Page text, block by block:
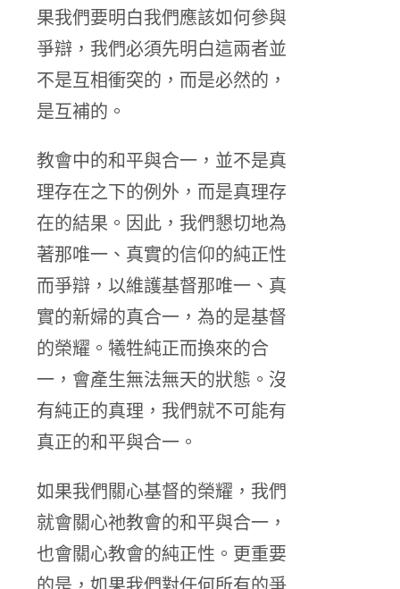
果我們要明白我們應該如何參與
爭辯，我們必須先明白這兩者並
不是互相衝突的，而是必然的，
是互補的。
教會中的和平與合一，並不是真
理存在之下的例外，而是真理存
在的結果。因此，我們懇切地為
著那唯一、真實的信仰的純正性
而爭辯，以維護基督那唯一、真
實的新婦的真合一，為的是基督
的榮耀。犧牲純正而換來的合
一，會產生無法無天的狀態。沒
有純正的真理，我們就不可能有
真正的和平與合一。
如果我們關心基督的榮耀，我們
就會關心祂教會的和平與合一，
也會關心教會的純正性。更重要